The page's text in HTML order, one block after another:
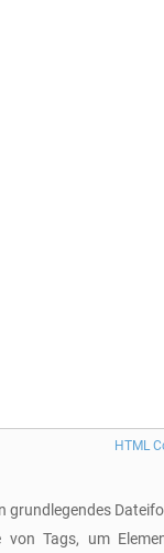
grundlegendes
Tags, um
HTML